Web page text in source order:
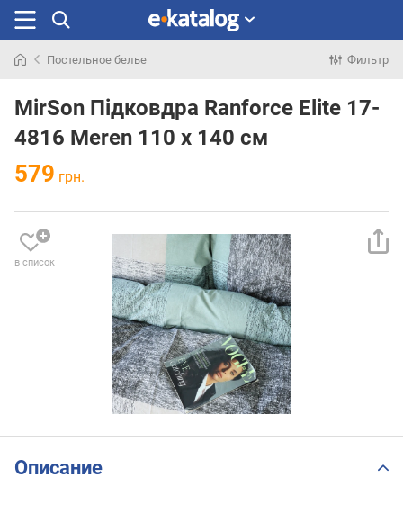
раньше
Постельное белье Фильтр
MirSon Підковдра Ranforce Elite 17-
4816 Meren 110 x 140 см
579 грн.
в список
Описание